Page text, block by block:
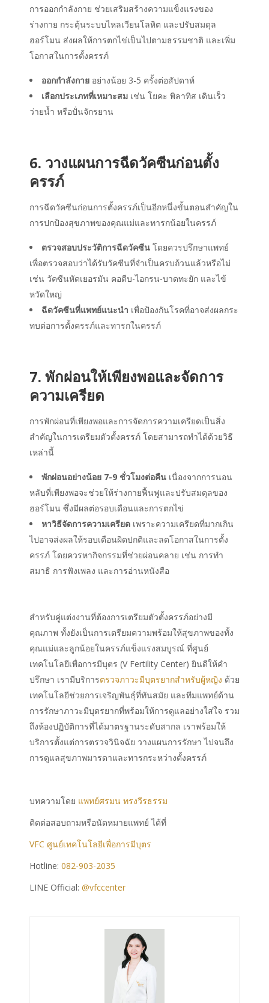
การออกกำลังกาย ช่วยเสริมสร้างความแข็งแรงของ
ร่างกาย กระตุ้นระบบไหลเวียนโลหิต และปรับสมดุล
ฮอร์โมน ส่งผลให้การตกไข่เป็นไปตามธรรมชาติ และเพิ่ม
โอกาสในการตั้งครรภ์
ออกกำลังกาย อย่างน้อย 3-5 ครั้งต่อสัปดาห์
เลือกประเภทที่เหมาะสม เช่น โยคะ พิลาทิส เดินเร็ว
ว่ายน้ำ หรือปั่นจักรยาน
6. วางแผนการฉีดวัคซีนก่อนตั้ง
ครรภ์
การฉีดวัคซีนก่อนการตั้งครรภ์เป็นอีกหนึ่งขั้นตอนสำคัญใน
การปกป้องสุขภาพของคุณแม่และทารกน้อยในครรภ์
ตรวจสอบประวัติการฉีดวัคซีน โดยควรปรึกษาแพทย์
เพื่อตรวจสอบว่าได้รับวัคซีนที่จำเป็นครบถ้วนแล้วหรือไม่
เช่น วัคซีนหัดเยอรมัน คอตีบ-ไอกรน-บาดทะยัก และไข้
หวัดใหญ่
ฉีดวัคซีนที่แพทย์แนะนำ เพื่อป้องกันโรคที่อาจส่งผลกระ
ทบต่อการตั้งครรภ์และทารกในครรภ์
7. พักผ่อนให้เพียงพอและจัดการ
ความเครียด
การพักผ่อนที่เพียงพอและการจัดการความเครียดเป็นสิ่ง
สำคัญในการเตรียมตัวตั้งครรภ์ โดยสามารถทำได้ด้วยวิธี
เหล่านี้
พักผ่อนอย่างน้อย 7-9 ชั่วโมงต่อคืน เนื่องจากการนอน
หลับที่เพียงพอจะช่วยให้ร่างกายฟื้นฟูและปรับสมดุลของ
ฮอร์โมน ซึ่งมีผลต่อรอบเดือนและการตกไข่
หาวิธีจัดการความเครียด เพราะความเครียดที่มากเกิน
ไปอาจส่งผลให้รอบเดือนผิดปกติและลดโอกาสในการตั้ง
ครรภ์ โดยควรหากิจกรรมที่ช่วยผ่อนคลาย เช่น การทำ
สมาธิ การฟังเพลง และการอ่านหนังสือ
สำหรับคู่แต่งงานที่ต้องการเตรียมตัวตั้งครรภ์อย่างมี
คุณภาพ ทั้งยังเป็นการเตรียมความพร้อมให้สุขภาพของทั้ง
คุณแม่และลูกน้อยในครรภ์แข็งแรงสมบูรณ์ ที่ศูนย์
เทคโนโลยีเพื่อการมีบุตร (V Fertility Center) ยินดีให้คำ
ปรึกษา เรามีบริการตรวจภาวะมีบุตรยากสำหรับผู้หญิง ด้วย
เทคโนโลยีช่วยการเจริญพันธุ์ที่ทันสมัย และทีมแพทย์ด้าน
การรักษาภาวะมีบุตรยากที่พร้อมให้การดูแลอย่างใส่ใจ รวม
ถึงห้องปฏิบัติการที่ได้มาตรฐานระดับสากล เราพร้อมให้
บริการตั้งแต่การตรวจวินิจฉัย วางแผนการรักษา ไปจนถึง
การดูแลสุขภาพมารดาและทารกระหว่างตั้งครรภ์
บทความโดย แพทย์ศรมน ทรงวีรธรรม
ติดต่อสอบถามหรือนัดหมายแพทย์ ได้ที่
VFC ศูนย์เทคโนโลยีเพื่อการมีบุตร
Hotline: 082-903-2035
LINE Official: @vfccenter